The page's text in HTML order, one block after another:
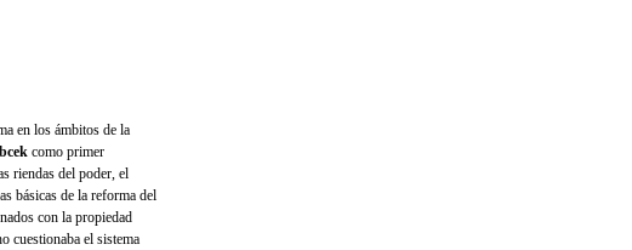
en los ámbitos de la
como primer
riendas del poder, el
básicas de la reforma del
con la propiedad
cuestionaba el sistema